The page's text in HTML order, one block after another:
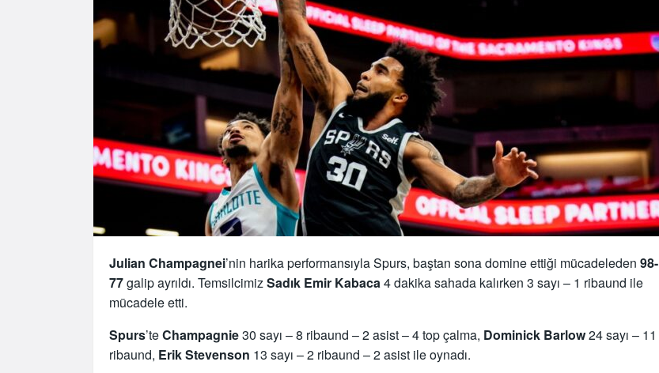
Julian Champagnei’nin harika performansıyla Spurs, baştan sona domine ettiği mücadeleden 98-
77galip ayrıldı. TemsilcimizSadık Emir Kabaca4 dakika sahada kalırken 3 sayı – 1 ribaund ile
mücadele etti.
Spurs’teChampagnie30 sayı – 8 ribaund – 2 asist – 4 top çalma, Dominick Barlow24 sayı – 11
ribaund, Erik Stevenson 13 sayı – 2 ribaund – 2 asist ile oynadı.